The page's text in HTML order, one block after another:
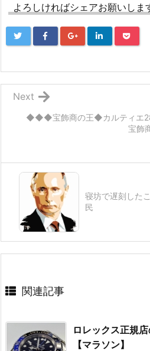
よろしければシェアお願いしま
◆◆◆宝飾商の王◆カルティエ
宝
Next
寝坊で遅刻した
民
関連記事
ロレックス正規
【マラソン】